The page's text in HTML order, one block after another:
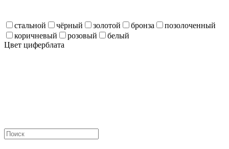
стальной чёрный золотой бронза
позолоченный
коричневый
розовый
белый
Цвет циферблата